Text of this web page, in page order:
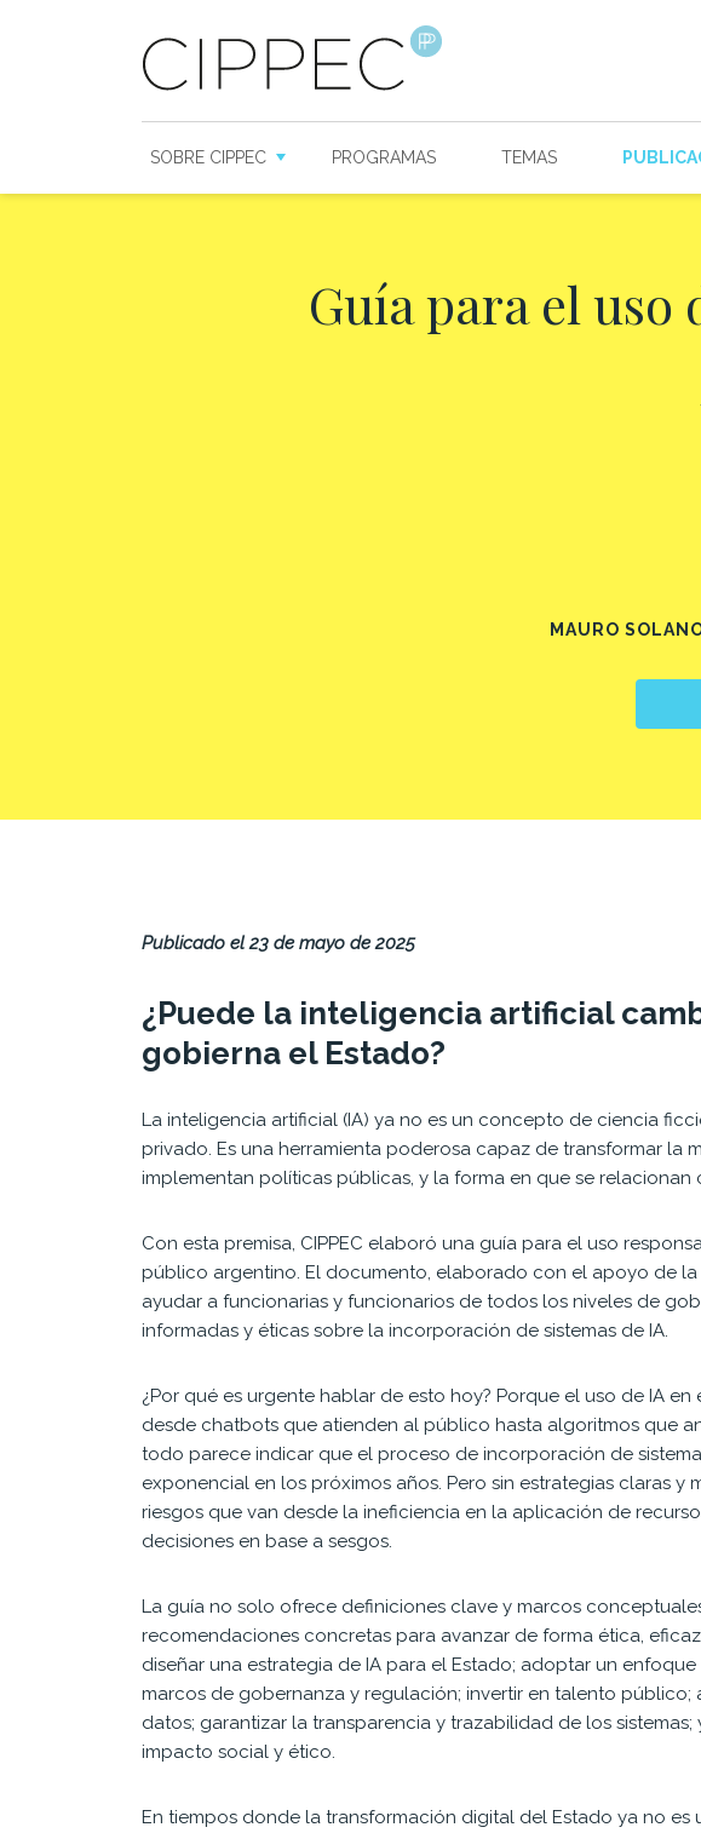
SOBRE CIPPEC PROGRAMAS TEMAS
Guía para el uso
MAURO
Publicado el 23 de mayo de 2025
¿Puede la inteligencia artificial
gobierna el Estado?
La inteligencia artificial (IA) ya no es un concepto de ciencia
privado. Es una herramienta poderosa capaz de transformar la
implementan políticas públicas, y la forma en que se relacionan
Con esta premisa, CIPPEC elaboró una guía para el uso
público argentino. El documento, elaborado con el apoyo de la
ayudar a funcionarias y funcionarios de todos los niveles de
informadas y éticas sobre la incorporación de sistemas de IA.
¿Por qué es urgente hablar de esto hoy? Porque el uso de IA
desde chatbots que atienden al público hasta algoritmos que
todo parece indicar que el proceso de incorporación de
exponencial en los próximos años. Pero sin estrategias claras y
riesgos que van desde la ineficiencia en la aplicación de
decisiones en base a sesgos.
La guía no solo ofrece definiciones clave y marcos
recomendaciones concretas para avanzar de forma ética,
diseñar una estrategia de IA para el Estado; adoptar un
marcos de gobernanza y regulación; invertir en talento
datos; garantizar la transparencia y trazabilidad de los
impacto social y ético.
En tiempos donde la transformación digital del Estado ya no es